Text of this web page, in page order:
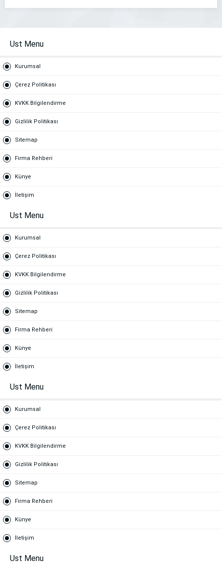
Ust Menu
Kurumsal
Çerez Politikası
KVKK Bilgilendirme
Gizlilik Politikası
Sitemap
Firma Rehberi
Künye
İletişim
Ust Menu
Kurumsal
Çerez Politikası
KVKK Bilgilendirme
Gizlilik Politikası
Sitemap
Firma Rehberi
Künye
İletişim
Ust Menu
Kurumsal
Çerez Politikası
KVKK Bilgilendirme
Gizlilik Politikası
Sitemap
Firma Rehberi
Künye
İletişim
Ust Menu